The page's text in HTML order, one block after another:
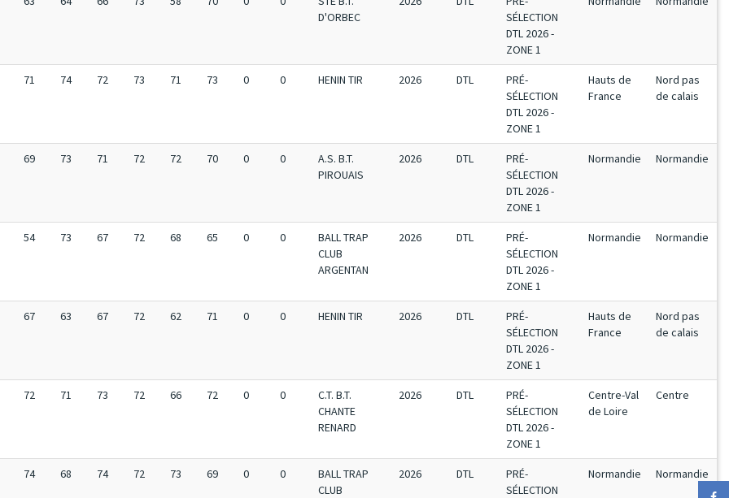
D'ORBEC
SÉLECTION
DTL 2026 -
ZONE 1
71 74 72 73 71 73 0 0 HENIN TIR 2026 DTL
PRÉ-
SÉLECTION
DTL 2026 -
ZONE 1
Hauts de
France
Nord pas
de calais
69 73 71 72 72 70 0 0
A.S. B.T.
PIROUAIS
2026 DTL
PRÉ-
SÉLECTION
DTL 2026 -
ZONE 1
Normandie Normandie
54 73 67 72 68 65 0 0
BALL TRAP
CLUB
ARGENTAN
2026 DTL
PRÉ-
SÉLECTION
DTL 2026 -
ZONE 1
Normandie Normandie
67 63 67 72 62 71 0 0 HENIN TIR 2026 DTL
PRÉ-
SÉLECTION
DTL 2026 -
ZONE 1
Hauts de
France
Nord pas
de calais
72 71 73 72 66 72 0 0
C.T. B.T.
CHANTE
RENARD
2026 DTL
PRÉ-
SÉLECTION
DTL 2026 -
ZONE 1
Centre-Val
de Loire
Centre
74 68 74 72 73 69 0 0
BALL TRAP
CLUB
2026 DTL
PRÉ-
SÉLECTION
Normandie Normandie